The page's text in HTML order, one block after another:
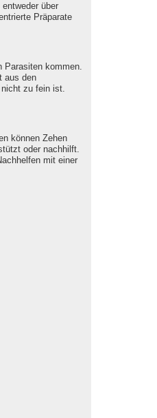
über
Präparate
kommen.
aus den
zu fein ist.
können Zehen
oder nachhilft.
mit einer